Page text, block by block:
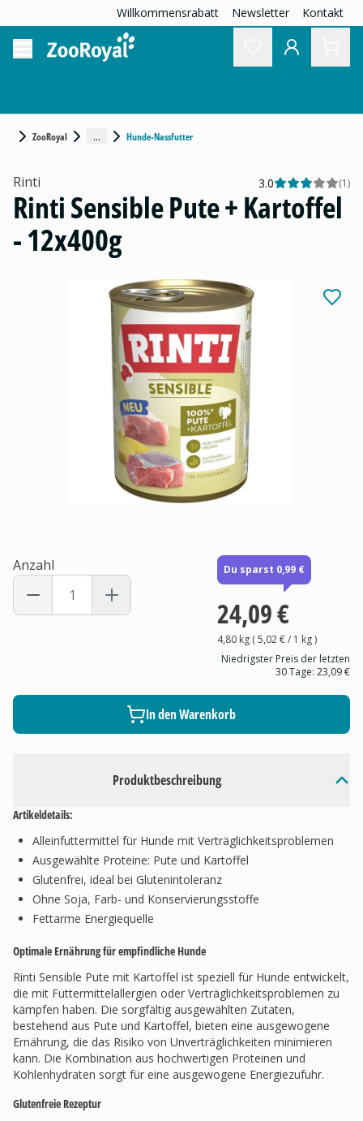
Willkommensrabatt Newsletter Kontakt
ZooRoyal ... Hunde-Nassfutter
Produktbeschreibung
Artikeldetails:
Alleinfuttermittel für Hunde mit Verträglichkeitsproblemen
Ausgewählte Proteine: Pute und Kartoffel
Glutenfrei, ideal bei Glutenintoleranz
Ohne Soja, Farb- und Konservierungsstoffe
Fettarme Energiequelle
Optimale Ernährung für empfindliche Hunde
Rinti Sensible Pute mit Kartoffel ist speziell für Hunde entwickelt,
die mit Futtermittelallergien oder Verträglichkeitsproblemen zu
kämpfen haben. Die sorgfältig ausgewählten Zutaten,
bestehend aus Pute und Kartoffel, bieten eine ausgewogene
Ernährung, die das Risiko von Unverträglichkeiten minimieren
kann. Die Kombination aus hochwertigen Proteinen und
Kohlenhydraten sorgt für eine ausgewogene Energiezufuhr.
Glutenfreie Rezeptur
Rinti 3.0 (1)
Rinti Sensible Pute + Kartoffel
- 12x400g
Anzahl Du sparst 0,99 €
24,09 €
4,80 kg(5,02 €/ 1 kg)
Niedrigster Preis der letzten
30 Tage: 23,09 €
In den Warenkorb